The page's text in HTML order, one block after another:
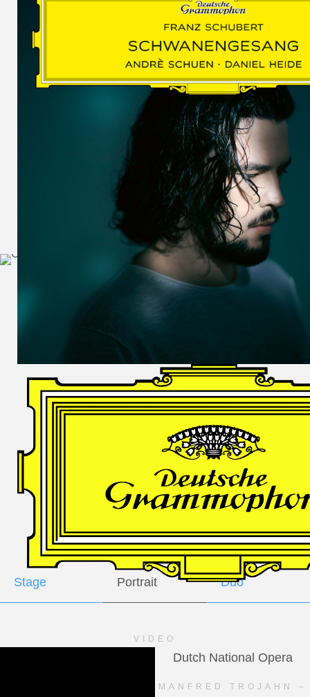
WOLF
MARTIN
SCHUMANN,
LIEDERKREIS
OP. 24
SECHS
MONOLOGE
AUS
JEDERMANN
GESÄNGE
Andrè Schuen,
Baritone
Daniel Heide,
Piano
GALLERY
Stage Portrait Duo
VIDEO
Dutch National Opera
MANFRED TROJAHN –